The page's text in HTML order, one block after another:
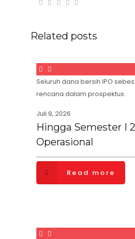
Related posts
Seluruh dana bersih IPO
rencana dalam prospektus.
Juli 9, 2026
Hingga Semester I
Operasional
Read more